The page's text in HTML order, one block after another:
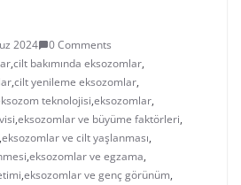
2024
0 Comments
,cilt bakımında eksozomlar,
,cilt yenileme eksozomlar,
teknolojisi,eksozomlar,
,eksozomlar ve büyüme faktörleri,
,eksozomlar ve cilt yaşlanması,
,eksozomlar ve egzama,
,eksozomlar ve genç görünüm,